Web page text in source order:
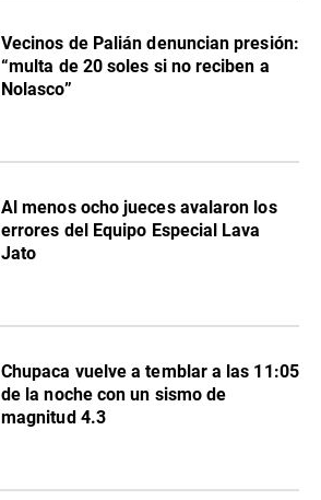
Vecinos de Palián denuncian presión:
“multa de 20 soles si no reciben a
Nolasco”
Al menos ocho jueces avalaron los
errores del Equipo Especial Lava
Jato
Chupaca vuelve a temblar a las 11:05
de la noche con un sismo de
magnitud 4.3